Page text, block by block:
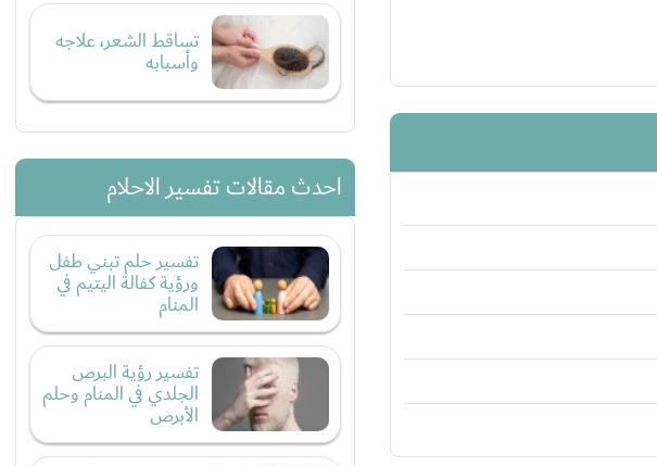
تساقط الشعر، علاجه
وأسبابه
احدث مقالات تفسير الاحلام
تفسير حلم تبني طفل
ورؤية كفالة اليتيم في
المنام
تفسير رؤية البرص
الجلدي في المنام وحلم
الأبرص